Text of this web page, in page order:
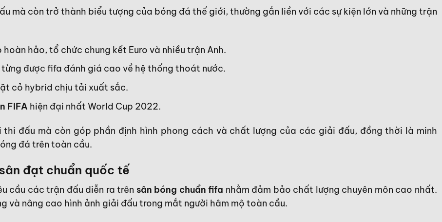
mà còn trở thành biểu tượng của bóng đá thế giới, thường gắn liền với các sự kiện lớn và những trận
hảo, tổ chức chung kết Euro và nhiều trận Anh.
từng được fifa đánh giá cao về hệ thống thoát nước.
cỏ hybrid chịu tải xuất sắc.
FIFA hiện đại nhất World Cup 2022.
thi đấu mà còn góp phần định hình phong cách và chất lượng của các giải đấu, đồng thời là minh
đá trên toàn cầu.
đạt chuẩn quốc tế
cầu các trận đấu diễn ra trên sân bóng chuẩn fifa nhằm đảm bảo chất lượng chuyên môn cao nhất.
và nâng cao hình ảnh giải đấu trong mắt người hâm mộ toàn cầu.